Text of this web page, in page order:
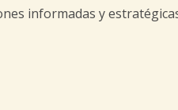
informadas y